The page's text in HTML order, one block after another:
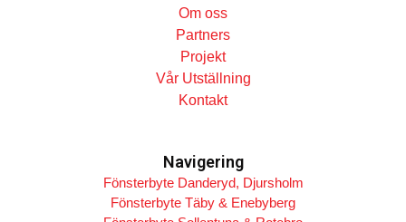
Om oss
Partners
Projekt
Vår Utställning
Kontakt
Navigering
Fönsterbyte Danderyd, Djursholm
Fönsterbyte Täby & Enebyberg